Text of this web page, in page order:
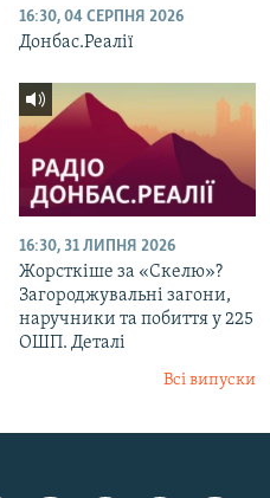
16:30, 04 СЕРПНЯ 2026
Донбас.Реалії
16:30, 31 ЛИПНЯ 2026
Жорсткіше за «Скелю»?
Загороджувальні загони,
наручники та побиття у 225
ОШП. Деталі
Всі випуски